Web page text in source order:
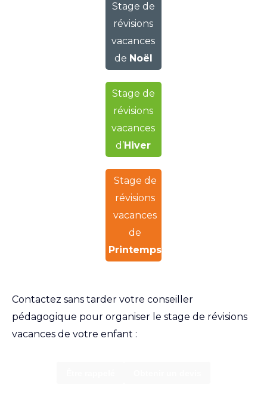
Stage de
révisions
vacances
de Noël
Stage de
révisions
vacances
d’Hiver
Stage de
révisions
vacances
de
Printemps
Contactez sans tarder votre conseiller
pédagogique pour organiser le stage de révisions
vacances de votre enfant :